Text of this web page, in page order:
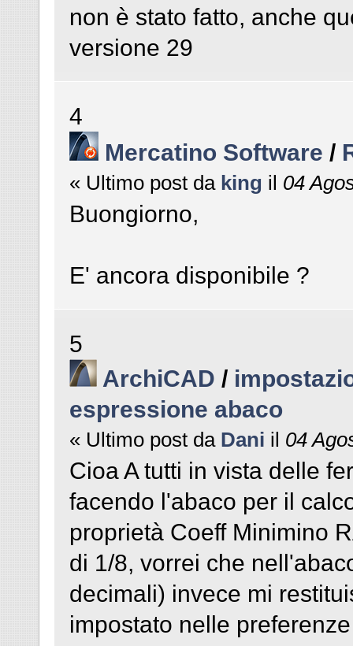
non è stato fatto, anche
versione 29
4
Mercatino Software /
« Ultimo post da king il 04
Buongiorno,
E' ancora disponibile ?
5
ArchiCAD /
espressione abaco
« Ultimo post da Dani il 04
Cioa A tutti in vista delle
facendo l'abaco per il
proprietà Coeff Minimino
di 1/8, vorrei che
decimali) invece mi
impostato nelle